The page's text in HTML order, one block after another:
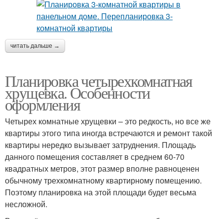
читать дальше →
Планировка четырехкомнатная
хрущевка. Особенности
оформления
Четырех комнатные хрущевки – это редкость, но все же
квартиры этого типа иногда встречаются и ремонт такой
квартиры нередко вызывает затруднения. Площадь
данного помещения составляет в среднем 60-70
квадратных метров, этот размер вполне равноценен
обычному трехкомнатному квартирному помещению.
Поэтому планировка на этой площади будет весьма
несложной.